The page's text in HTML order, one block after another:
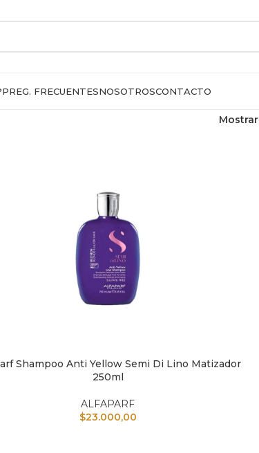
PREG. FRECUENTESNOSOTROSCONTACTO
Mostrar
AL CARRITO
Shampoo Anti Yellow Semi Di Lino Matizador
250ml
ALFAPARF
$23.000,00